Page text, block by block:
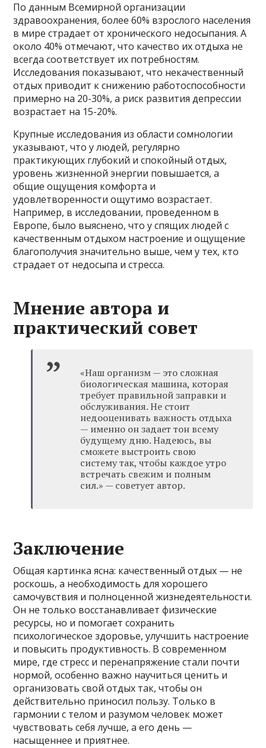
По данным Всемирной организации
здравоохранения, более 60% взрослого населения
в мире страдает от хронического недосыпания. А
около 40% отмечают, что качество их отдыха не
всегда соответствует их потребностям.
Исследования показывают, что некачественный
отдых приводит к снижению работоспособности
примерно на 20-30%, а риск развития депрессии
возрастает на 15-20%.
Крупные исследования из области сомнологии
указывают, что у людей, регулярно
практикующих глубокий и спокойный отдых,
уровень жизненной энергии повышается, а
общие ощущения комфорта и
удовлетворенности ощутимо возрастает.
Например, в исследовании, проведенном в
Европе, было выяснено, что у спящих людей с
качественным отдыхом настроение и ощущение
благополучия значительно выше, чем у тех, кто
страдает от недосыпа и стресса.
Мнение автора и
практический совет
«Наш организм — это сложная
биологическая машина, которая
требует правильной заправки и
обслуживания. Не стоит
недооценивать важность отдыха
— именно он задает тон всему
будущему дню. Надеюсь, вы
сможете выстроить свою
систему так, чтобы каждое утро
встречать свежим и полным
сил.» — советует автор.
Заключение
Общая картинка ясна: качественный отдых — не
роскошь, а необходимость для хорошего
самочувствия и полноценной жизнедеятельности.
Он не только восстанавливает физические
ресурсы, но и помогает сохранить
психологическое здоровье, улучшить настроение
и повысить продуктивность. В современном
мире, где стресс и перенапряжение стали почти
нормой, особенно важно научиться ценить и
организовать свой отдых так, чтобы он
действительно приносил пользу. Только в
гармонии с телом и разумом человек может
чувствовать себя лучше, а его день —
насыщеннее и приятнее.